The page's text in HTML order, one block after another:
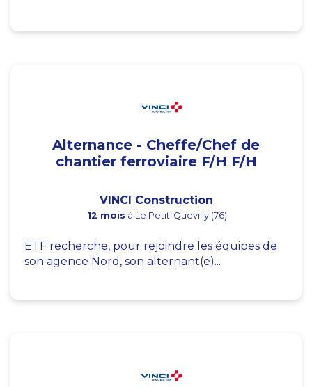
Alternance - Cheffe/Chef de
chantier ferroviaire F/H F/H
VINCI Construction
12 mois à Le Petit-Quevilly (76)
ETF recherche, pour rejoindre les équipes de
son agence Nord, son alternant(e)...